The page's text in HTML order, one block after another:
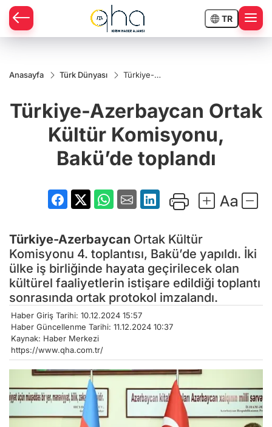
TR
Anasayfa Türk Dünyası
Türkiye-
Kültür
Komisyonu,
toplandı
Türkiye-Azerbaycan Ortak
Kültür Komisyonu,
Bakü’de toplandı
Türkiye-Azerbaycan Ortak Kültür
Komisyonu 4. toplantısı, Bakü’de yapıldı. İki
ülke iş birliğinde hayata geçirilecek olan
kültürel faaliyetlerin istişare edildiği toplantı
sonrasında ortak protokol imzalandı.
Haber Giriş Tarihi: 10.12.2024 15:57
Haber Güncellenme Tarihi: 11.12.2024 10:37
Kaynak: Haber Merkezi
https://www.qha.com.tr/